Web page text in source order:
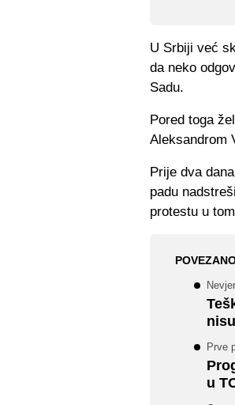
U Srbiji već
da neko
Sadu.
Pored toga
Aleksandrom
Prije dva
padu
protestu u
Prve
u